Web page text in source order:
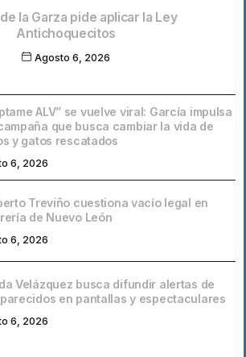
la Garza pide aplicar la Ley
Antichoquecitos
Agosto 6, 2026
ALV” se vuelve viral: García impulsa
que busca cambiar la vida de
y gatos rescatados
6, 2026
Treviño cuestiona vacío legal en
de Nuevo León
6, 2026
Velázquez busca difundir alertas de
en pantallas y espectaculares
6, 2026